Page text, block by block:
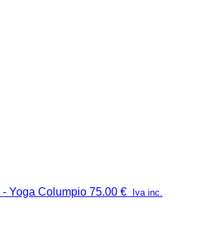
Yoga Columpio 75.00 € Iva inc.